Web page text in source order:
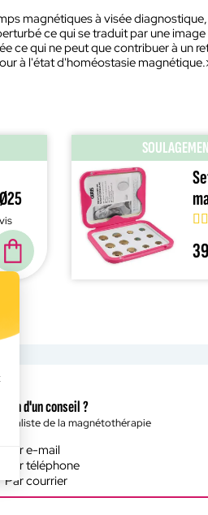
magnétiques à visée
ce qui se traduit par une
ce qui ne peut que contribuer à un
à l'état d'homéostasie
d'un conseil ?
de la magnétothérapie
Par e-mail
Par téléphone
Par courrier
Options